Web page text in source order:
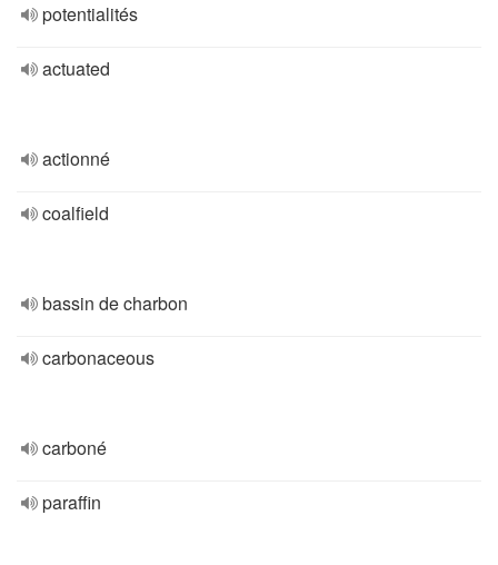
potentialités
actuated
actionné
coalfield
bassin de charbon
carbonaceous
carboné
paraffin